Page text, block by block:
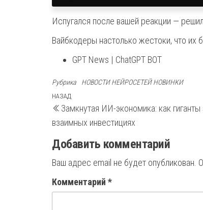
Испугался после вашей реакции —
Вайбкодеры настолько жестоки, что их
GPT News | ChatGPT BOT
Рубрика НОВОСТИ НЕЙРОСЕТЕЙ НОВИНКИ
Навигация
по
Предыдущая
запись
НАЗАД
Замкнутая ИИ-экономика: как
взаимных инвестициях
Добавить комментарий
Ваш адрес email не будет опубликован.
Комментарий *